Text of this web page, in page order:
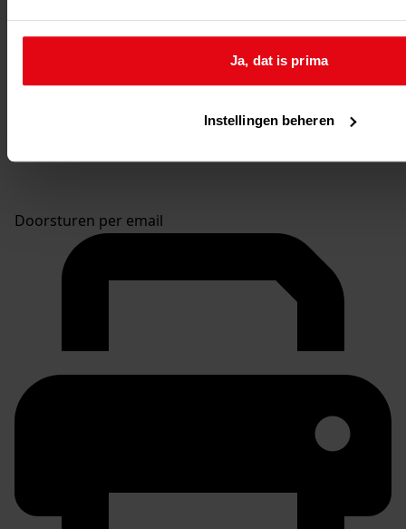
Ja, dat is prima
Instellingen beheren
Doorsturen per email